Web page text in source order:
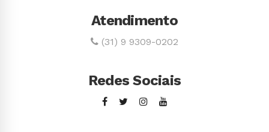
Atendimento
(31) 9 9309-0202
Redes Sociais